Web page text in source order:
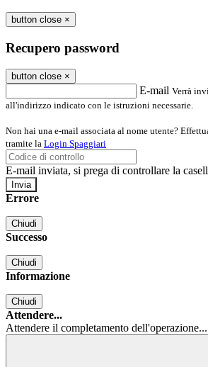
button close ×
Recupero password
button close ×
E-mail Verrà
all'indirizzo indicato con le istruzioni necessarie.
Non hai una e-mail associata al nome utente?
tramite la Login Spaggiari
E-mail inviata, si prega di controllare la
Errore
Chiudi
Successo
Chiudi
Informazione
Chiudi
Attendere...
Attendere il completamento dell'operazione...